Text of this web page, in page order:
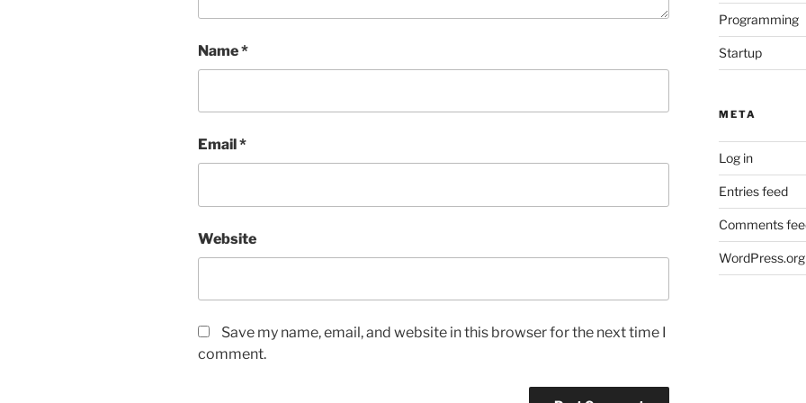
Name*
Email *
Website
Save my name, email, and website in this browser for the next time I
comment.
Programming
Startup
META
Log in
Entries feed
Comments
WordPress.org